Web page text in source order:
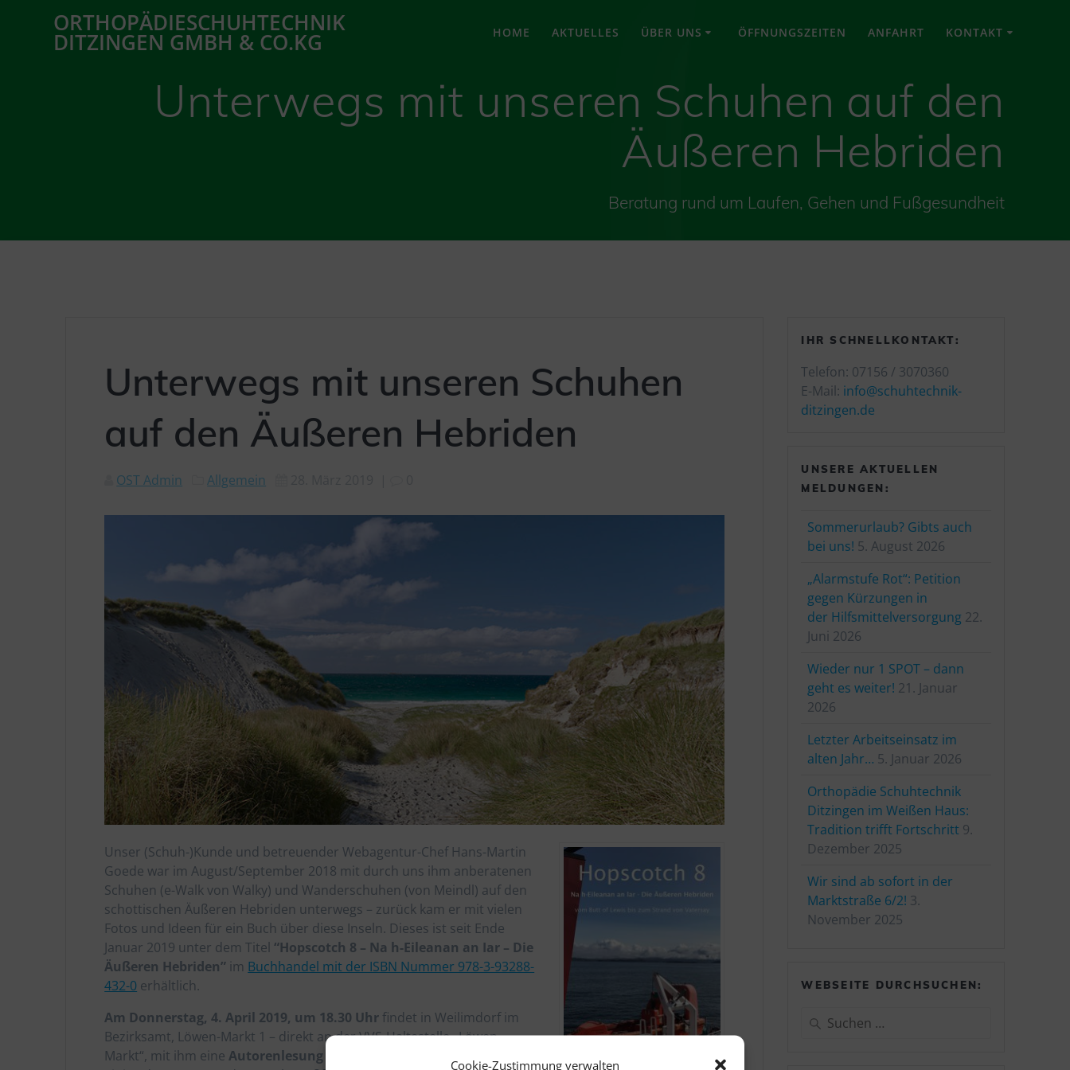
Cookie-Zustimmung verwalten
ORTHOPÄDIESCHUHTECHNIK
DITZINGEN GMBH & CO.KG HOME AKTUELLES ÜBER UNS ÖFFNUNGSZEITEN ANFAHRT KONTAKT
Unterwegs mit unseren Schuhen auf den
Äußeren Hebriden
Beratung rund um Laufen, Gehen und Fußgesundheit
Unterwegs mit unseren Schuhen
auf den Äußeren Hebriden
OST Admin Allgemein
Unser (Schuh-)Kunde und betreuender Webagentur-Chef Hans-Martin
Goede war im August/September 2018 mit durch uns ihm anberatenen
Schuhen (e-Walk von Walky) und Wanderschuhen (von Meindl) auf den
schottischen Äußeren Hebriden unterwegs – zurück kam er mit vielen
Fotos und Ideen für ein Buch über diese Inseln. Dieses ist seit Ende
Januar 2019 unter dem Titel “Hopscotch 8 – Na h-Eileanan an Iar – Die
Äußeren Hebriden” im Buchhandel mit der ISBN Nummer 978-3-93288-
432-0 erhältlich.
Am Donnerstag, 4. April 2019, um 18.30 Uhr findet in Weilimdorf im
Bezirksamt, Löwen-Markt 1 – direkt an der VVS-Haltestelle „Löwen-
Markt“, mit ihm eineAutorenlesung zum Buch
statt. Dazu werden
IHR SCHNELLKONTAKT:
Telefon: 07156 / 3070360
E-Mail: info@schuhtechnik-
ditzingen.de
UNSERE AKTUELLEN
MELDUNGEN:
Sommerurlaub? Gibts auch
bei uns! 5. August 2026
„Alarmstufe Rot“: Petition
gegen Kürzungen in
der Hilfsmittelversorgung 22.
Juni 2026
Wieder nur 1 SPOT – dann
geht es weiter! 21. Januar
2026
Letzter Arbeitseinsatz im
alten Jahr… 5. Januar 2026
Orthopädie Schuhtechnik
Ditzingen im Weißen Haus:
Tradition trifft Fortschritt 9.
Dezember 2025
Wir sind ab sofort in der
Marktstraße 6/2! 3.
November 2025
WEBSEITE DURCHSUCHEN:
Suchen
nach: